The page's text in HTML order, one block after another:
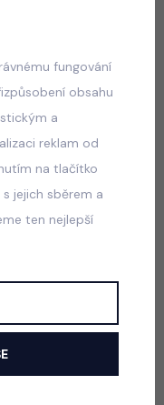
luxusní dívčí šaty
správnou velikost?
fungování
obsahu
a
reklam od
na tlačítko
jejich sběrem a
ten nejlepší